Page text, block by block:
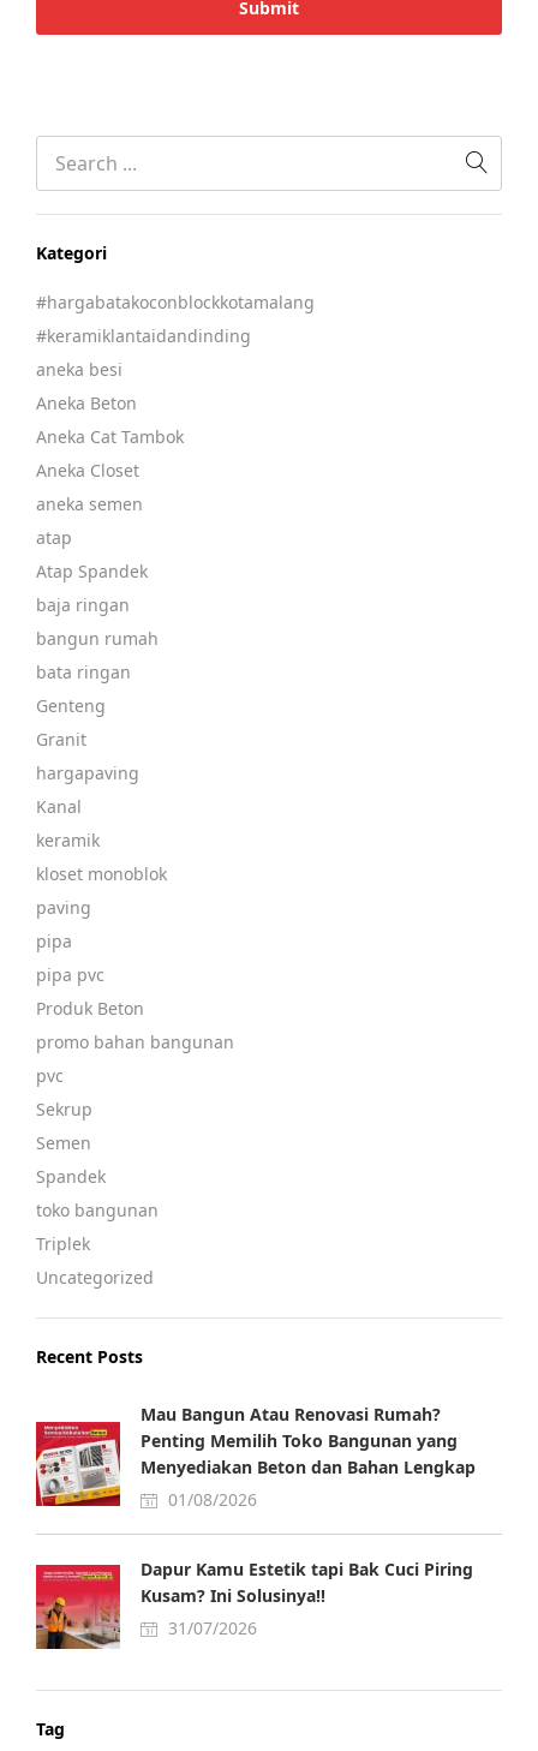
Kategori
#hargabatakoconblockkotamalang
#keramiklantaidandinding
aneka besi
Aneka Beton
Aneka Cat Tambok
Aneka Closet
aneka semen
atap
Atap Spandek
baja ringan
bangun rumah
bata ringan
Genteng
Granit
hargapaving
Kanal
keramik
kloset monoblok
paving
pipa
pipa pvc
Produk Beton
promo bahan bangunan
pvc
Sekrup
Semen
Spandek
toko bangunan
Triplek
Uncategorized
Recent Posts
Mau Bangun Atau Renovasi Rumah?
Penting Memilih Toko Bangunan yang
Menyediakan Beton dan Bahan Lengkap
01/08/2026
Dapur Kamu Estetik tapi Bak Cuci Piring
Kusam? Ini Solusinya!!
31/07/2026
Tag